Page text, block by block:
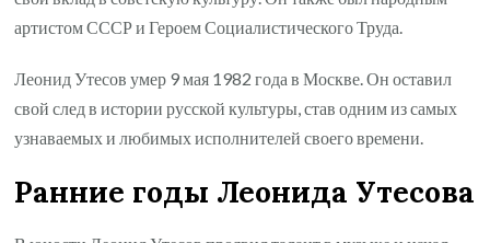
артистом СССР и Героем Социалистического Труда.
Леонид Утесов умер 9 мая 1982 года в Москве. Он оставил
свой след в истории русской культуры, став одним из самых
узнаваемых и любимых исполнителей своего времени.
Ранние годы Леонида Утесова